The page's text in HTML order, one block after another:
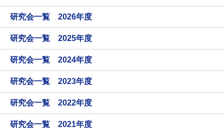
研究会一覧 2026年度
研究会一覧 2025年度
研究会一覧 2024年度
研究会一覧 2023年度
研究会一覧 2022年度
研究会一覧 2021年度